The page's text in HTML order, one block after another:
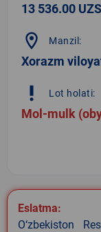
13 536.00 UZS
location_on Manzil:
Xorazm
priority_high Lot holati:
Mol-mulk
Eslatma:
O‘zbekiston